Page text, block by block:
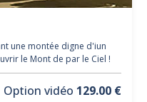
une montée digne d'iun
le Mont de par le Ciel !
Option vidéo 129.00 €